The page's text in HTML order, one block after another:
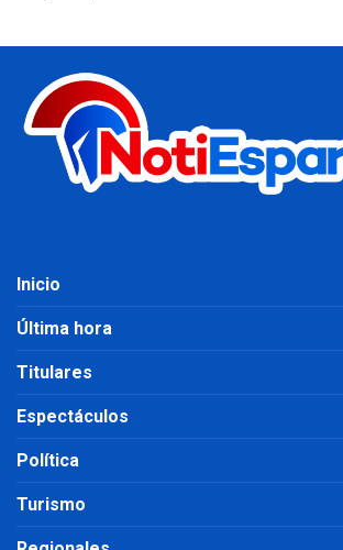
Inicio
Última hora
Titulares
Espectáculos
Política
Turismo